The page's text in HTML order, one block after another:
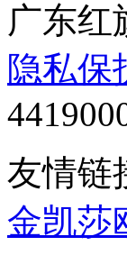
广东
隐私保
友情链
金凯莎